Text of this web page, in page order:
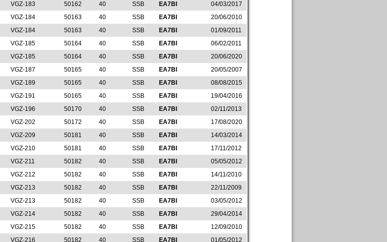
VGZ-183 50162 40 SSB EA7BI
04/03/2017
VGZ-184 50163 40 SSB EA7BI
20/06/2010
VGZ-184 50163 40 SSB EA7BI
01/09/2011
VGZ-185 50164 40 SSB EA7BI
06/02/2011
VGZ-185 50164 40 SSB EA7BI
20/06/2020
VGZ-187 50165 40 SSB EA7BI
20/05/2007
VGZ-189 50165 40 SSB EA7BI
08/08/2015
VGZ-191 50165 40 SSB EA7BI
19/04/2016
VGZ-196 50170 40 SSB EA7BI
02/11/2013
VGZ-202 50172 40 SSB EA7BI
17/08/2020
VGZ-209 50181 40 SSB EA7BI
14/03/2014
VGZ-210 50181 40 SSB EA7BI
17/11/2012
VGZ-211 50182 40 SSB EA7BI
05/05/2012
VGZ-212 50182 40 SSB EA7BI
14/11/2010
VGZ-213 50182 40 SSB EA7BI
22/11/2009
VGZ-213 50182 40 SSB EA7BI
03/05/2012
VGZ-214 50182 40 SSB EA7BI
29/04/2014
VGZ-215 50182 40 SSB EA7BI
12/09/2010
VGZ-216 50182 40 SSB EA7BI 01/05/2012